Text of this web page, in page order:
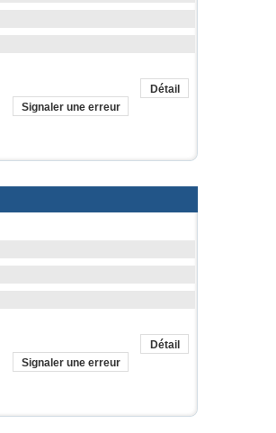
Détail
Signaler une erreur
Détail
Signaler une erreur